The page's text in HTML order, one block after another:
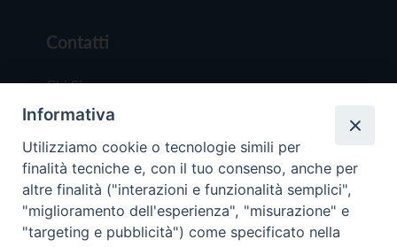
Contatti
Chi Siamo
Redazione
Scrivici
Informativa
Utilizziamo cookie o tecnologie simili per
finalità tecniche e, con il tuo consenso, anche per
altre finalità ("interazioni e funzionalità semplici",
"miglioramento dell'esperienza", "misurazione" e
"targeting e pubblicità") come specificato nella